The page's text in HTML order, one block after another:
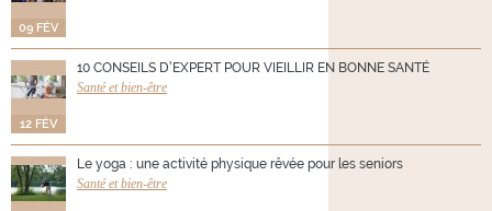
09 FÉV
12 FÉV
10 CONSEILS D’EXPERT POUR VIEILLIR EN BONNE SANTÉ
Santé et bien-être
Le yoga : une activité physique rêvée pour les seniors
Santé et bien-être